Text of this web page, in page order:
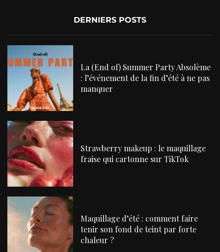
DERNIERS POSTS
La (End of) Summer Party Absolème
: l’événement de la fin d’été à ne pas
manquer
Strawberry makeup : le maquillage
fraise qui cartonne sur TikTok
Maquillage d’été : comment faire
tenir son fond de teint par forte
chaleur ?